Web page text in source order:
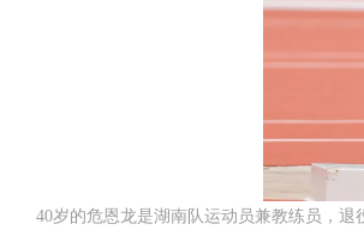
40岁的危恩龙是湖南队运动员兼教练员，退